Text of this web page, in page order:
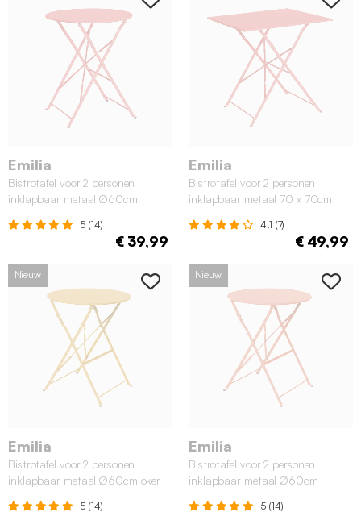
Emilia
Bistrotafel voor 2 personen
inklapbaar metaal Ø60cm
5 (14)
€ 39,99
Emilia
Bistrotafel voor 2 personen
inklapbaar metaal 70 x 70cm
4.1 (7)
€ 49,99
Nieuw
Emilia
Bistrotafel voor 2 personen
inklapbaar metaal Ø60cm oker
5 (14)
Nieuw
Emilia
Bistrotafel voor 2 personen
inklapbaar metaal Ø60cm
5 (14)